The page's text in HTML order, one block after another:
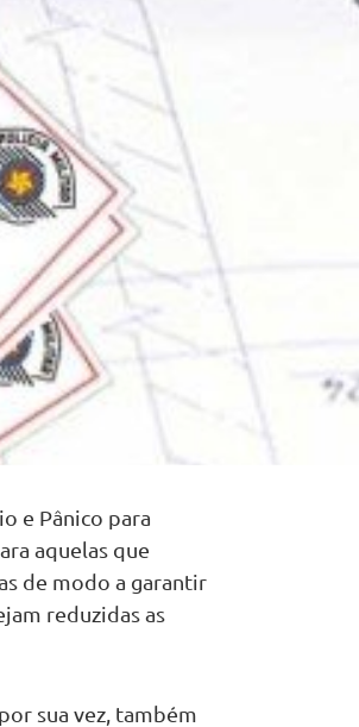
e Pânico para
aquelas que
de modo a garantir
reduzidas as
sua vez, também